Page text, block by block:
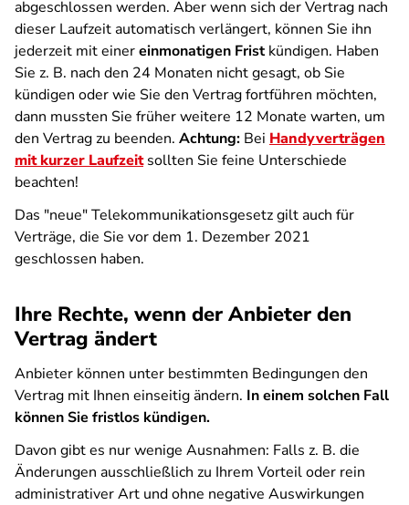
abgeschlossen werden. Aber wenn sich der Vertrag nach
dieser Laufzeit automatisch verlängert, können Sie ihn
jederzeit mit einereinmonatigen Fristkündigen. Haben
Sie z. B. nach den 24 Monaten nicht gesagt, ob Sie
kündigen oder wie Sie den Vertrag fortführen möchten,
dann mussten Sie früher weitere 12 Monate warten, um
den Vertrag zu beenden. Achtung: Bei Handyverträgen
mit kurzer Laufzeitsollten Sie feine Unterschiede
beachten!
Das "neue" Telekommunikationsgesetz gilt auch für
Verträge, die Sie vor dem 1. Dezember 2021
geschlossen haben.
Ihre Rechte, wenn der Anbieter den
Vertrag ändert
Anbieter können unter bestimmten Bedingungen den
Vertrag mit Ihnen einseitig ändern. In einem solchen Fall
können Sie fristlos kündigen.
Davon gibt es nur wenige Ausnahmen: Falls z. B. die
Änderungen ausschließlich zu Ihrem Vorteil oder rein
administrativer Art und ohne negative Auswirkungen